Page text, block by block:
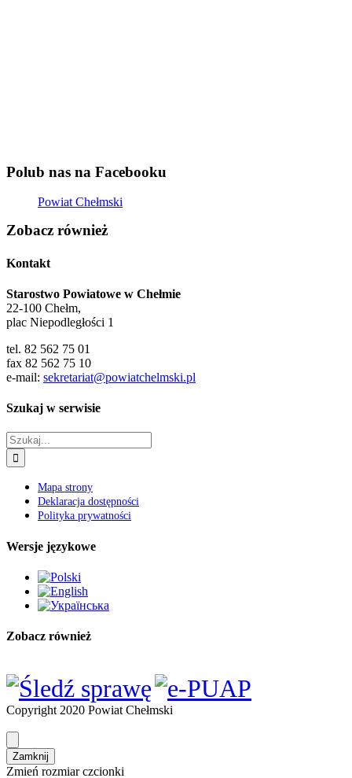
Polub nas na Facebooku
Powiat Chełmski
Zobacz również
Kontakt
Starostwo Powiatowe w Chełmie
22-100 Chełm,
plac Niepodległości 1
tel. 82 562 75 01
fax 82 562 75 10
e-mail: sekretariat@powiatchelmski.pl
Szukaj w serwisie
Szukaj
Mapa strony
Deklaracja dostępności
Polityka prywatności
Wersje językowe
Zobacz również